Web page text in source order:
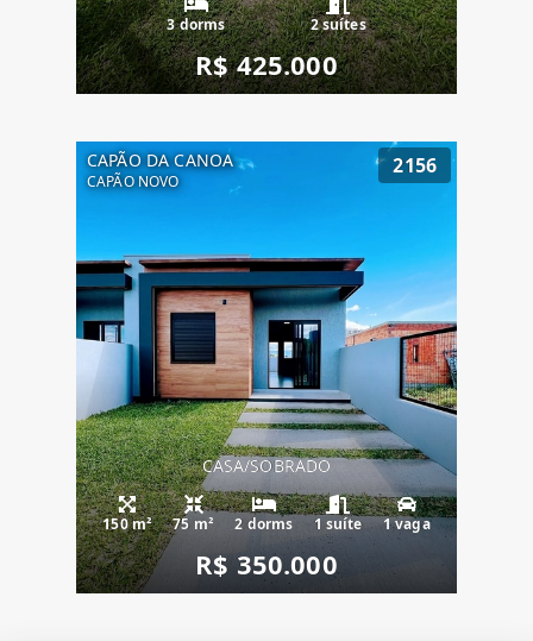
3 dorms 2 suítes
R$ 425.000
CAPÃO DA CANOA
CAPÃO NOVO
2156
CASA/SOBRADO
150 m² 75 m² 2 dorms 1 suíte 1 vaga
R$ 350.000